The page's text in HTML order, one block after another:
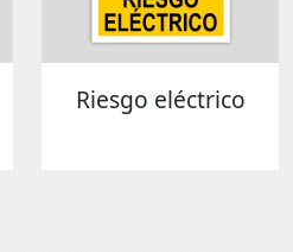
Riesgo eléctrico